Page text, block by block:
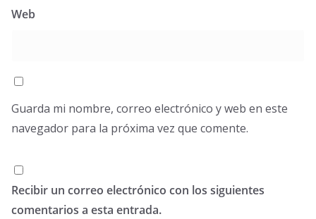
Web
Guarda mi nombre, correo electrónico y web en este
navegador para la próxima vez que comente.
Recibir un correo electrónico con los siguientes
comentarios a esta entrada.